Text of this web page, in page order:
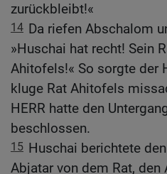
zurückbleibt!«
14 Da riefen Abschalom
»Huschai hat recht! Sein
Ahitofels!« So sorgte der
kluge Rat Ahitofels
HERR hatte den
beschlossen.
15 Huschai berichtete
Abjatar von dem Rat,